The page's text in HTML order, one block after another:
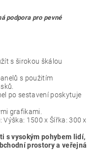
podpora pro pevné
s širokou škálou
s použitím
po sestavení poskytuje
grafikami.
1500 x Šířka: 300 x
s vysokým pohybem lidí,
prostory a veřejná